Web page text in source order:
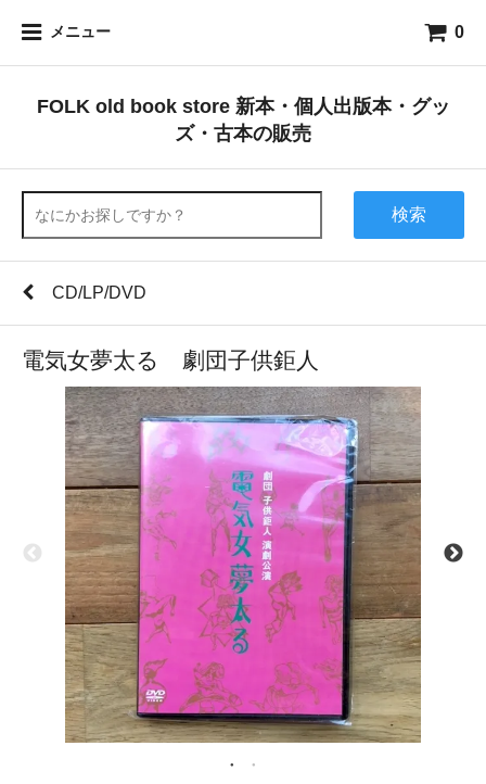
メニュー 0
FOLK old book store 新本・個人出版本・グッ
ズ・古本の販売
検索
CD/LP/DVD
電気女夢太る 劇団子供鉅人